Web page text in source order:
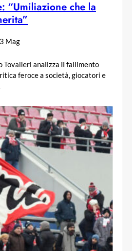
“Umiliazione che la
Mag
Tovalieri analizza il fallimento
feroce a società, giocatori e